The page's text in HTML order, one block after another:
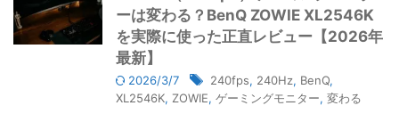
ーは変わる？BenQ ZOWIE XL2546K
を実際に使った正直レビュー【2026年
最新】
2026/3/7 240fps, 240Hz, BenQ,
XL2546K, ZOWIE, ゲーミングモニター, 変わる